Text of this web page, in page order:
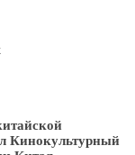
Кинокультурный